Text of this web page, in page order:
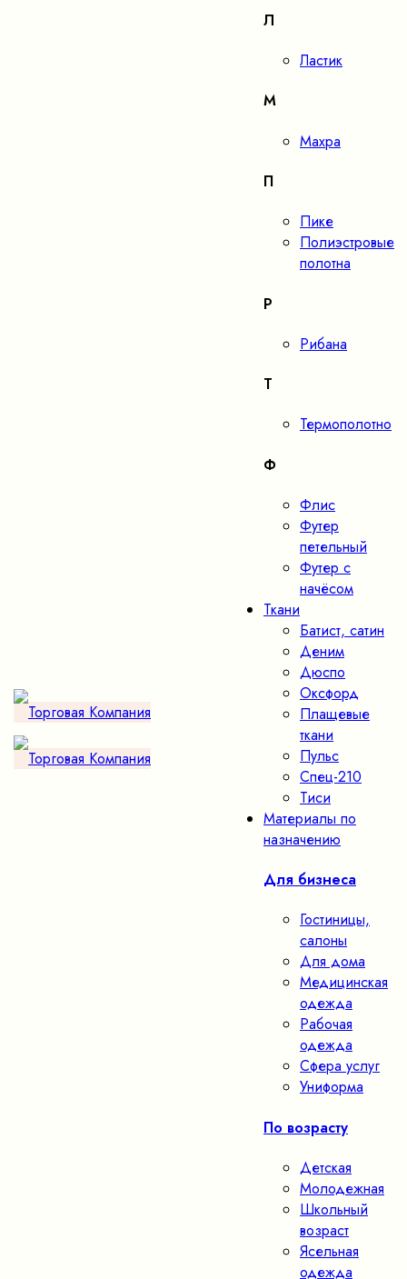
Л
Ластик
М
Махра
П
Пике
Полиэстровые
полотна
Р
Рибана
Т
Термополотно
Ф
Флис
Футер
петельный
Футер с
начёсом
Ткани
Батист, сатин
Деним
Дюспо
Оксфорд
Плащевые
ткани
Пульс
Спец-210
Тиси
Материалы по
назначению
Для бизнеса
Гостиницы,
салоны
Для дома
Медицинская
одежда
Рабочая
одежда
Сфера услуг
Униформа
По возрасту
Детская
Молодежная
Школьный
возраст
Ясельная
одежда